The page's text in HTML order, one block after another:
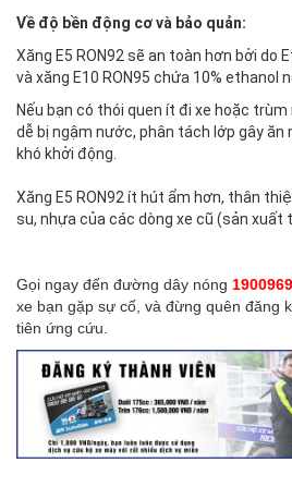
Về độ bền động cơ và bảo quản:
Xăng E5 RON92 sẽ an toàn hơn bởi do
và xăng E10 RON95 chứa 10% ethanol
Nếu bạn có thói quen ít đi xe hoặc trùm
dễ bị ngậm nước, phân tách lớp gây ăn
khó khởi động.
Xăng E5 RON92 ít hút ẩm hơn, thân
su, nhựa của các dòng xe cũ (sản xuất
Gọi ngay đến đường dây nóng
xe bạn gặp sự cố, và đừng quên đăng
tiên ứng cứu.